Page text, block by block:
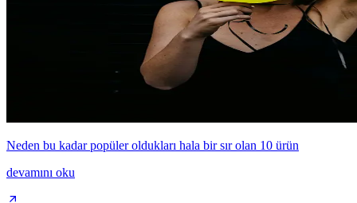
Neden bu kadar popüler oldukları hala bir sır olan 10 ürün
devamını oku